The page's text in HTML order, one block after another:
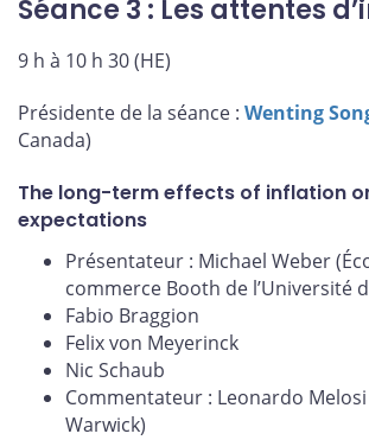
Séance 3 : Les attentes
9 h à 10 h 30 (HE)
Présidente de la séance : Wenting
Canada)
The long-term effects of inflation
expectations
Présentateur : Michael Weber
commerce Booth de l’Université
Fabio Braggion
Felix von Meyerinck
Nic Schaub
Commentateur : Leonardo
Warwick)